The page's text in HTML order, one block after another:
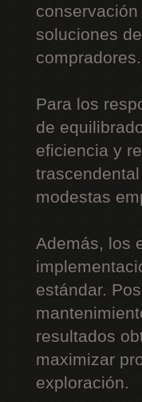
soluciones
compradores.
Para los
de
eficiencia y
modestas
Además, los
estándar.
resultados
maximizar
exploración.